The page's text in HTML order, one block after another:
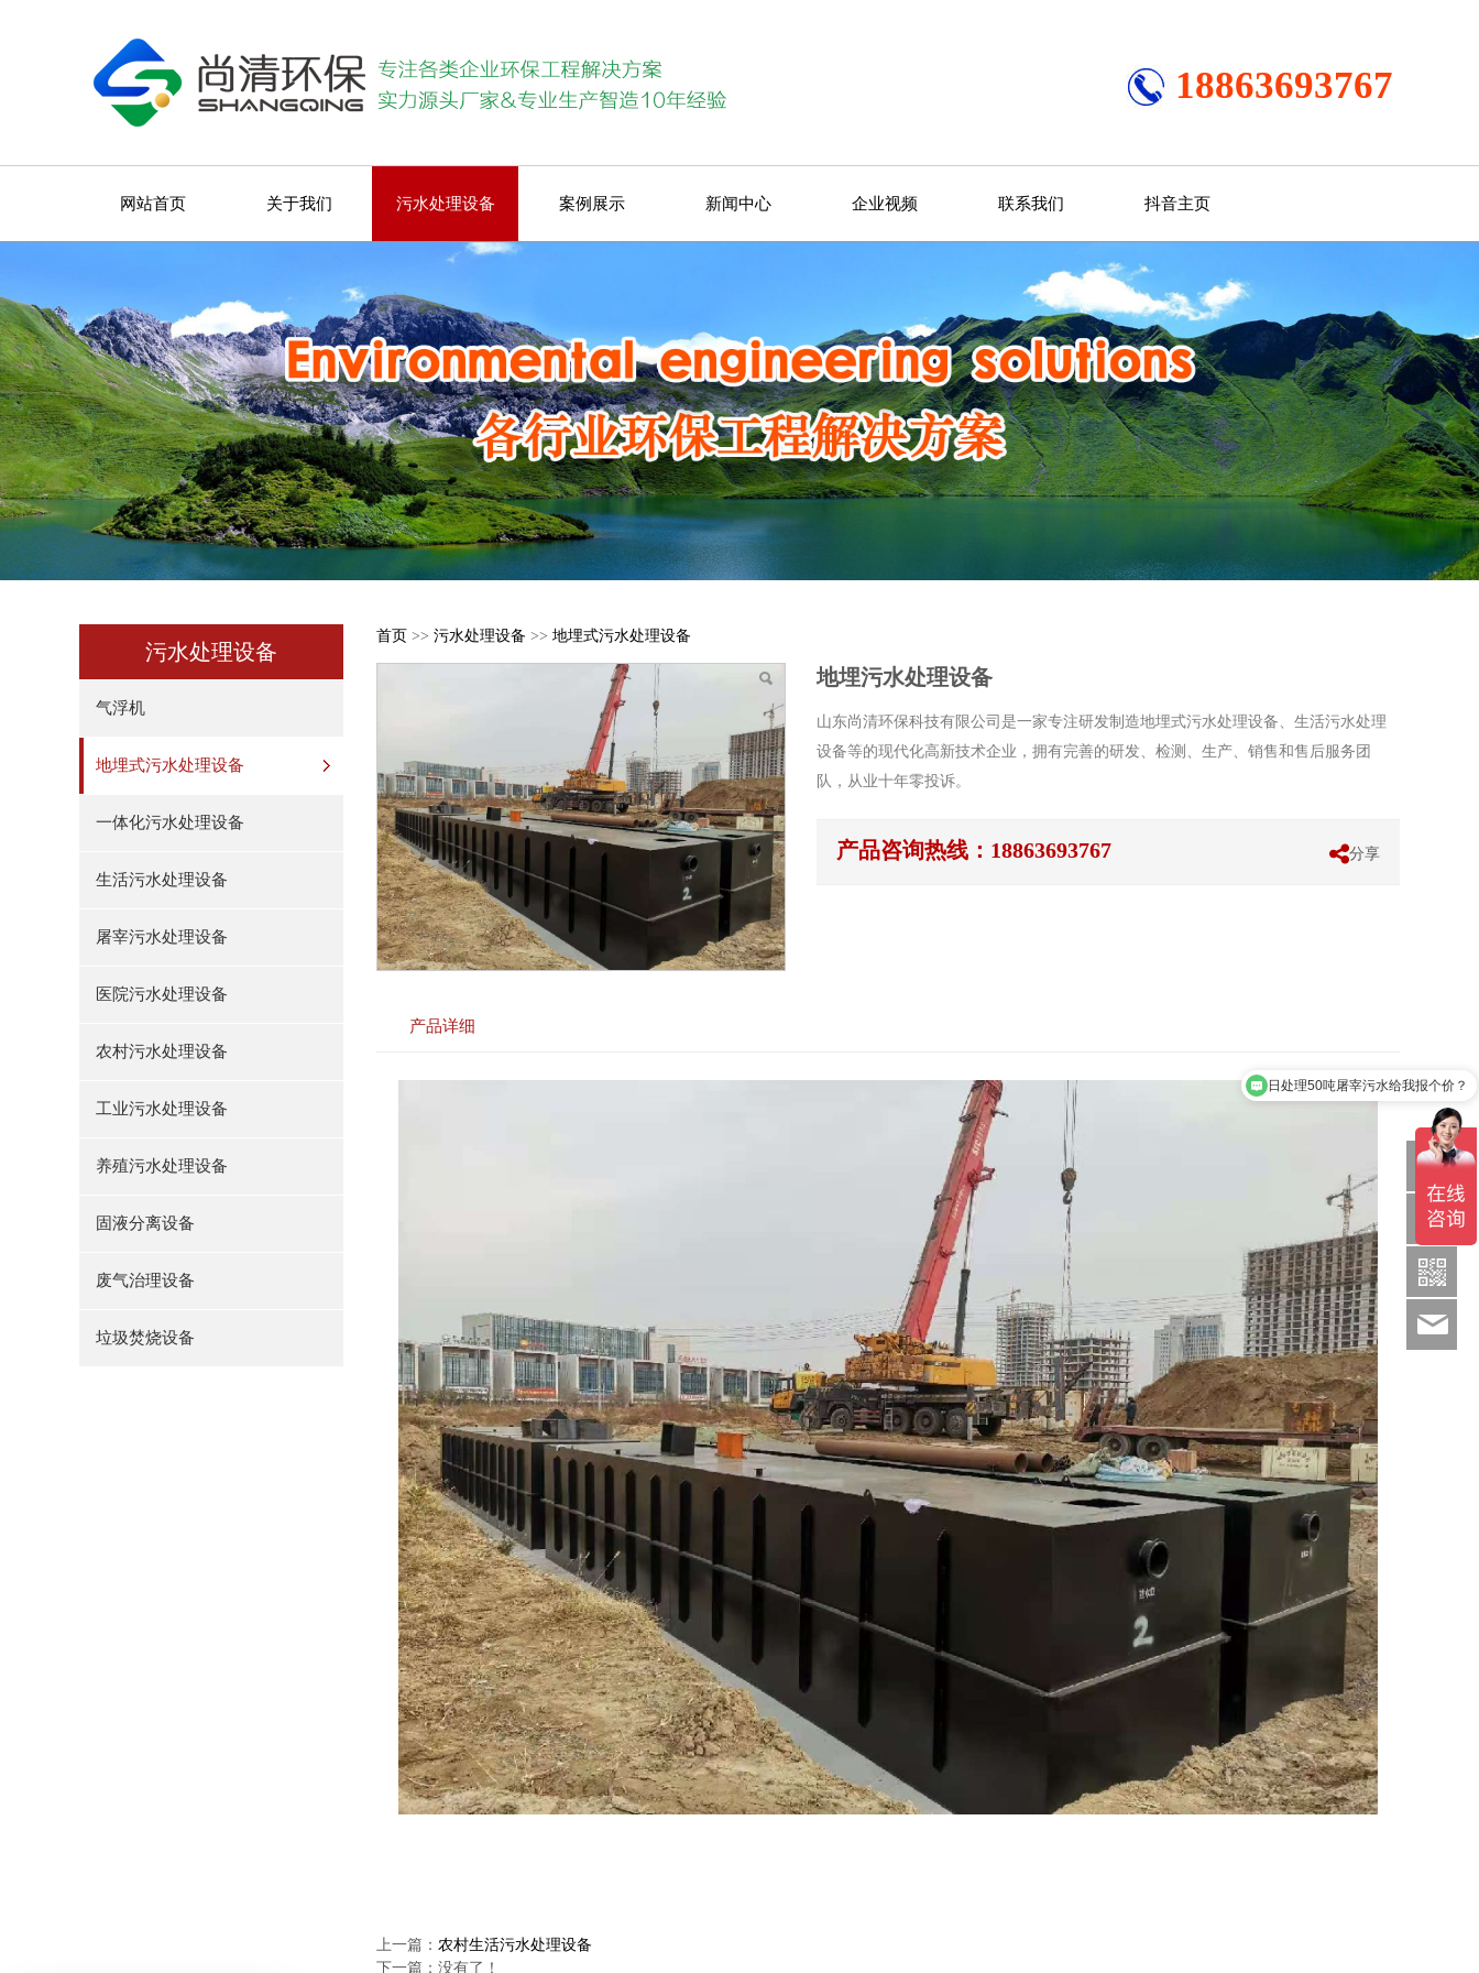
18863693767
网站首页 关于我们 污水处理设备 案例展示 新闻中心 企业视频 联系我们 抖音主页
污水处理设备
气浮机
地埋式污水处理设备
一体化污水处理设备
生活污水处理设备
屠宰污水处理设备
医院污水处理设备
农村污水处理设备
工业污水处理设备
养殖污水处理设备
固液分离设备
废气治理设备
垃圾焚烧设备
首页 >> 污水处理设备 >> 地埋式污水处理设备
地埋污水处理设备
山东尚清环保科技有限公司是一家专注研发制造地埋式污水处理设备、生活污水处理
设备等的现代化高新技术企业，拥有完善的研发、检测、生产、销售和售后服务团
队，从业十年零投诉。
产品咨询热线：18863693767 分享
产品详细
上一篇： 农村生活污水处理设备
下一篇：没有了！
医院污水能处理吗？